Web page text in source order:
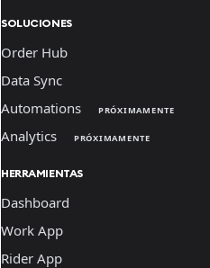
SOLUCIONES
Order Hub
Data Sync
Automations
PRÓXIMAMENTE
Analytics PRÓXIMAMENTE
HERRAMIENTAS
Dashboard
Work App
Rider App